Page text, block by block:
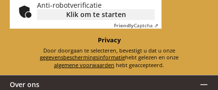
Anti-robotverificatie
Klik om te starten
FriendlyCaptcha ⇗
Privacy
Door doorgaan te selecteren, bevestigt u dat u onze
gegevensbeschermingsinformatie
hebt gelezen en onze
algemene voorwaarden hebt geaccepteerd.
Over ons